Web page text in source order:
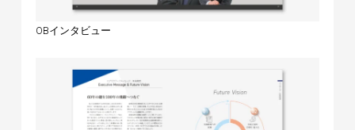
OBインタビュー